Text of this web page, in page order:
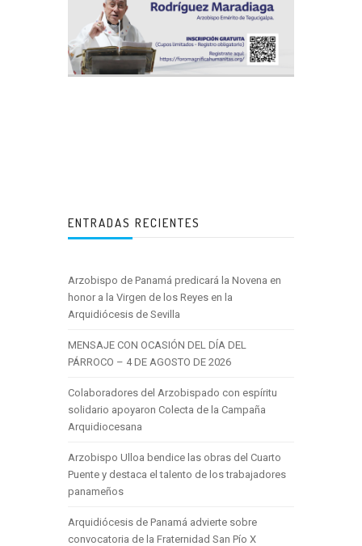
ENTRADAS RECIENTES
Arzobispo de Panamá predicará la Novena en
honor a la Virgen de los Reyes en la
Arquidiócesis de Sevilla
MENSAJE CON OCASIÓN DEL DÍA DEL
PÁRROCO – 4 DE AGOSTO DE 2026
Colaboradores del Arzobispado con espíritu
solidario apoyaron Colecta de la Campaña
Arquidiocesana
Arzobispo Ulloa bendice las obras del Cuarto
Puente y destaca el talento de los trabajadores
panameños
Arquidiócesis de Panamá advierte sobre
convocatoria de la Fraternidad San Pío X